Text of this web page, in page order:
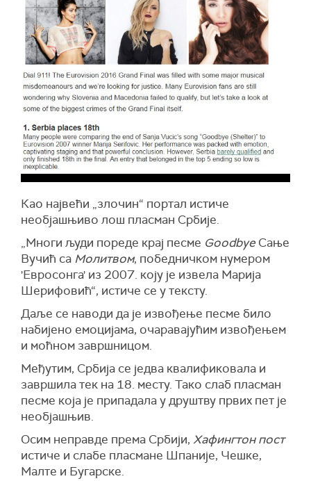
Као највећи „злочин“ портал истиче
необјашњиво лош пласман Србије.
„Многи људи пореде крај песме GoodbyeСање
Вучић са Молитвом, победничком нумером
'Евросонга' из 2007. коју је извела Марија
Шерифовић“, истиче се у тексту.
Даље се наводи да је извођење песме било
набијено емоцијама, очаравајућим извођењем
и моћном завршницом.
Међутим, Србија се једва квалификовала и
завршила тек на 18. месту. Тако слаб пласман
песме која је припадала у друштву првих пет је
необјашњив.
Осим неправде према Србији, Хафингтон пост
истиче и слабе пласмане Шпаније, Чешке,
Малте и Бугарске.